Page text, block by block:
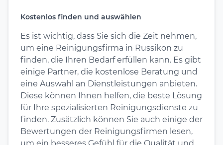
Kostenlos finden und auswählen
Es ist wichtig, dass Sie sich die Zeit nehmen,
um eine Reinigungsfirma in Russikon zu
finden, die Ihren Bedarf erfüllen kann. Es gibt
einige Partner, die kostenlose Beratung und
eine Auswahl an Dienstleistungen anbieten.
Diese können Ihnen helfen, die beste Lösung
für Ihre spezialisierten Reinigungsdienste zu
finden. Zusätzlich können Sie auch einige der
Bewertungen der Reinigungsfirmen lesen,
um ein besseres Gefühl für die Qualität und